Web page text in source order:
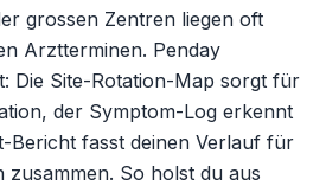
grossen Zentren liegen oft
Arztterminen. Penday
Die Site-Rotation-Map sorgt für
der Symptom-Log erkennt
Bericht fasst deinen Verlauf für
zusammen. So holst du aus